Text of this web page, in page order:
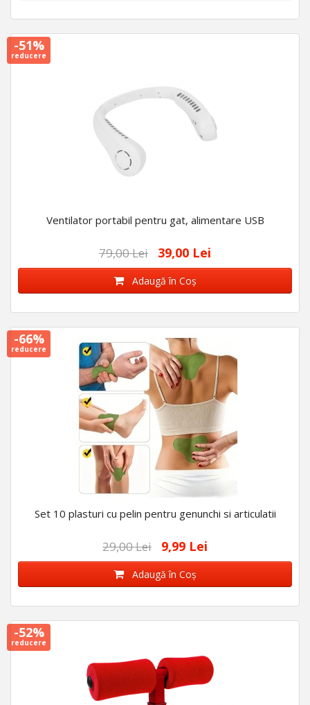
-51%
reducere
Ventilator portabil pentru gat, alimentare USB
79,00 Lei 39,00 Lei
Adaugă în Coş
-66%
reducere
Set 10 plasturi cu pelin pentru genunchi si articulatii
29,00 Lei 9,99 Lei
Adaugă în Coş
-52%
reducere